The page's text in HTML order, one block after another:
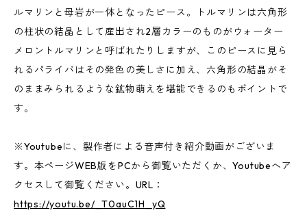
ルマリンと母岩が一体となったピース。トルマリンは六角形
の柱状の結晶として産出され2層カラーのものがウォーター
メロントルマリンと呼ばれたりしますが、このピースに見ら
れるパライバはその発色の美しさに加え、六角形の結晶がそ
のままみられるような鉱物萌えを堪能できるのもポイントで
す。
※Youtubeに、製作者による音声付き紹介動画がございま
す。本ページWEB版をPCから御覧いただくか、Youtubeへア
クセスして御覧ください。URL：
https://youtu.be/_T0auC1H_yQ